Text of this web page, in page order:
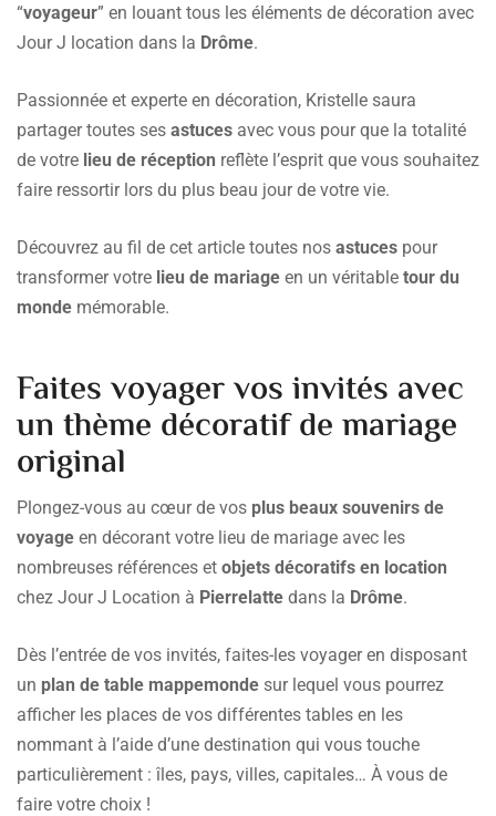
“voyageur” en louant tous les éléments de décoration avec
Jour J location dans la Drôme.
Passionnée et experte en décoration, Kristelle saura
partager toutes ses astuces avec vous pour que la totalité
de votre lieu de réception reflète l’esprit que vous souhaitez
faire ressortir lors du plus beau jour de votre vie.
Découvrez au fil de cet article toutes nos astuces pour
transformer votre lieu de mariage en un véritable tour du
monde mémorable.
Faites voyager vos invités avec
un thème décoratif de mariage
original
Plongez-vous au cœur de vos plus beaux souvenirs de
voyage en décorant votre lieu de mariage avec les
nombreuses références et objets décoratifs en location
chez Jour J Location à Pierrelatte dans la Drôme.
Dès l’entrée de vos invités, faites-les voyager en disposant
un plan de table mappemonde sur lequel vous pourrez
afficher les places de vos différentes tables en les
nommant à l’aide d’une destination qui vous touche
particulièrement : îles, pays, villes, capitales… À vous de
faire votre choix !